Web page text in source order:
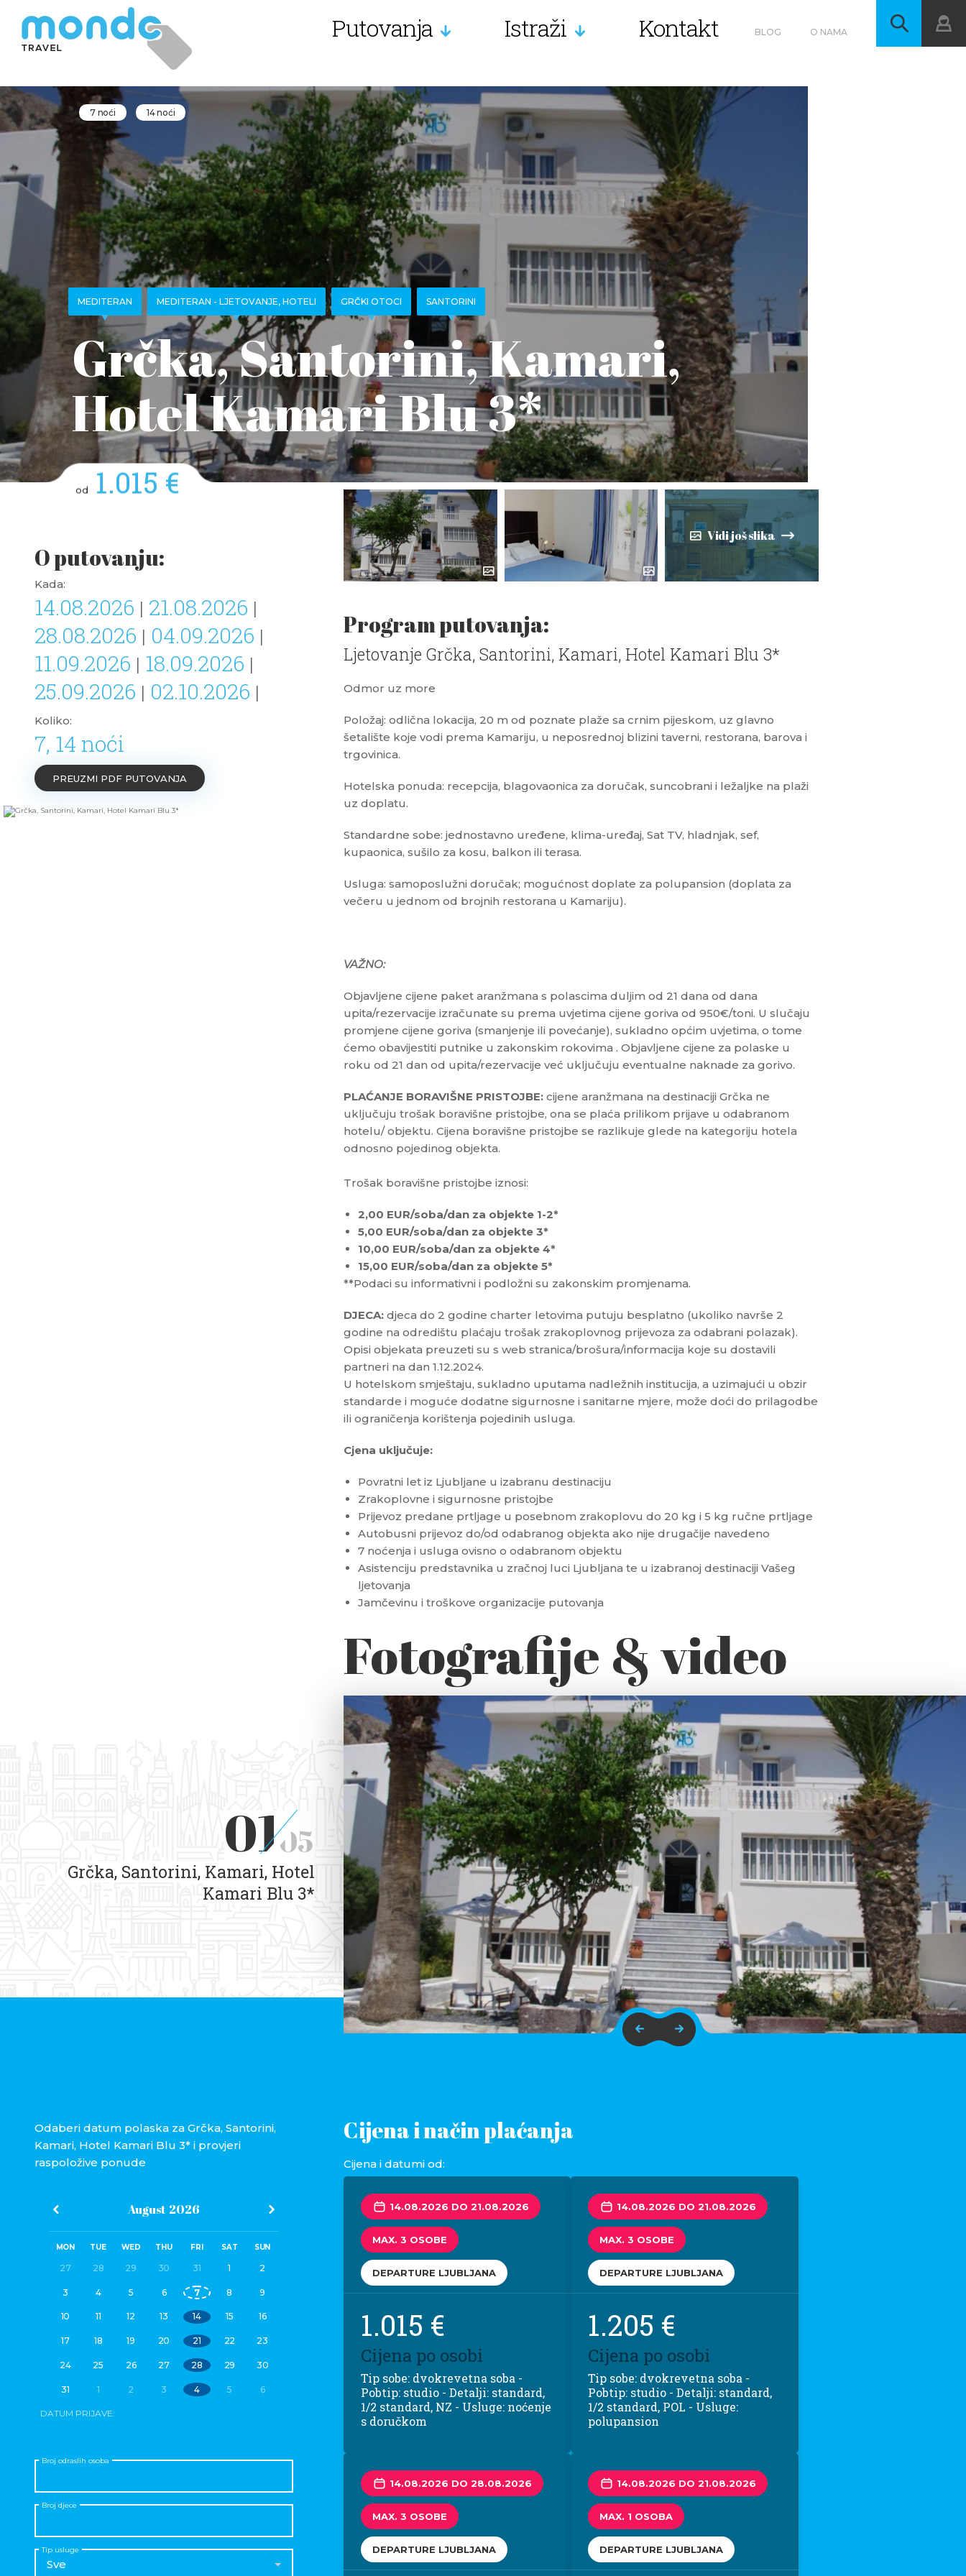
Putovanja Istraži Kontakt BLOG O NAMA
7 noći 14 noći
MEDITERAN MEDITERAN - LJETOVANJE, HOTELI GRČKI OTOCI SANTORINI
Grčka, Santorini, Kamari,
Hotel Kamari Blu 3*
od 1.015 €
O putovanju:
Kada:
14.08.2026 | 21.08.2026 |
28.08.2026 | 04.09.2026 |
11.09.2026 | 18.09.2026 |
25.09.2026 | 02.10.2026 |
Koliko:
7, 14 noći
PREUZMI PDF PUTOVANJA
Vidi još slika
Program putovanja:
Ljetovanje Grčka, Santorini, Kamari, Hotel Kamari Blu 3*
Odmor uz more
Položaj: odlična lokacija, 20 m od poznate plaže sa crnim pijeskom, uz glavno
šetalište koje vodi prema Kamariju, u neposrednoj blizini taverni, restorana, barova i
trgovinica.
Hotelska ponuda: recepcija, blagovaonica za doručak, suncobrani i ležaljke na plaži
uz doplatu.
Standardne sobe: jednostavno uređene, klima-uređaj, Sat TV, hladnjak, sef,
kupaonica, sušilo za kosu, balkon ili terasa.
Usluga: samoposlužni doručak; mogućnost doplate za polupansion (doplata za
večeru u jednom od brojnih restorana u Kamariju).
VAŽNO:
Objavljene cijene paket aranžmana s polascima duljim od 21 dana od dana
upita/rezervacije izračunate su prema uvjetima cijene goriva od 950€/toni. U slučaju
promjene cijene goriva (smanjenje ili povećanje), sukladno općim uvjetima, o tome
ćemo obavijestiti putnike u zakonskim rokovima . Objavljene cijene za polaske u
roku od 21 dan od upita/rezervacije već uključuju eventualne naknade za gorivo.
PLAĆANJE BORAVIŠNE PRISTOJBE:cijene aranžmana na destinaciji Grčka ne
uključuju trošak boravišne pristojbe, ona se plaća prilikom prijave u odabranom
hotelu/ objektu. Cijena boravišne pristojbe se razlikuje glede na kategoriju hotela
odnosno pojedinog objekta.
Trošak boravišne pristojbe iznosi:
2,00 EUR/soba/dan za objekte 1-2*
5,00 EUR/soba/dan za objekte 3*
10,00 EUR/soba/dan za objekte 4*
15,00 EUR/soba/dan za objekte 5*
**Podaci su informativni i podložni su zakonskim promjenama.
DJECA: djeca do 2 godine charter letovima putuju besplatno (ukoliko navrše 2
godine na odredištu plaćaju trošak zrakoplovnog prijevoza za odabrani polazak).
Opisi objekata preuzeti su s web stranica/brošura/informacija koje su dostavili
partneri na dan 1.12.2024.
U hotelskom smještaju, sukladno uputama nadležnih institucija, a uzimajući u obzir
standarde i moguće dodatne sigurnosne i sanitarne mjere, može doći do prilagodbe
ili ograničenja korištenja pojedinih usluga.
Cjena uključuje:
Povratni let iz Ljubljane u izabranu destinaciju
Zrakoplovne i sigurnosne pristojbe
Prijevoz predane prtljage u posebnom zrakoplovu do 20 kg i 5 kg ručne prtljage
Autobusni prijevoz do/od odabranog objekta ako nije drugačije navedeno
7 noćenja i usluga ovisno o odabranom objektu
Asistenciju predstavnika u zračnoj luci Ljubljana te u izabranoj destinaciji Vašeg
ljetovanja
Jamčevinu i troškove organizacije putovanja
Fotografije & video
0105
Grčka, Santorini, Kamari, Hotel
Kamari Blu 3*
Odaberi datum polaska za Grčka, Santorini,
Kamari, Hotel Kamari Blu 3* i provjeri
raspoložive ponude
August 2026
MON TUE WED THU FRI SAT SUN
27 28 29 30 31 1 2
3 4 5 6 7 8 9
10 11 12 13 14 15 16
17 18 19 20 21 22 23
24 25 26 27 28 29 30
31 1 2 3 4 5 6
DATUM PRIJAVE:
Broj odraslih osoba
Broj djece
Tip usluge
Sve
Cijena i način plaćanja
Cijena i datumi od:
14.08.2026 DO 21.08.2026
MAX. 3 OSOBE
DEPARTURE LJUBLJANA
1.015 €
Cijena po osobi
Tip sobe: dvokrevetna soba -
Pobtip: studio - Detalji: standard,
1/2 standard, NZ - Usluge: noćenje
s doručkom
14.08.2026 DO 21.08.2026
MAX. 3 OSOBE
DEPARTURE LJUBLJANA
1.205 €
Cijena po osobi
Tip sobe: dvokrevetna soba -
Pobtip: studio - Detalji: standard,
1/2 standard, POL - Usluge:
polupansion
14.08.2026 DO 28.08.2026
MAX. 3 OSOBE
DEPARTURE LJUBLJANA
14.08.2026 DO 21.08.2026
MAX. 1 OSOBA
DEPARTURE LJUBLJANA